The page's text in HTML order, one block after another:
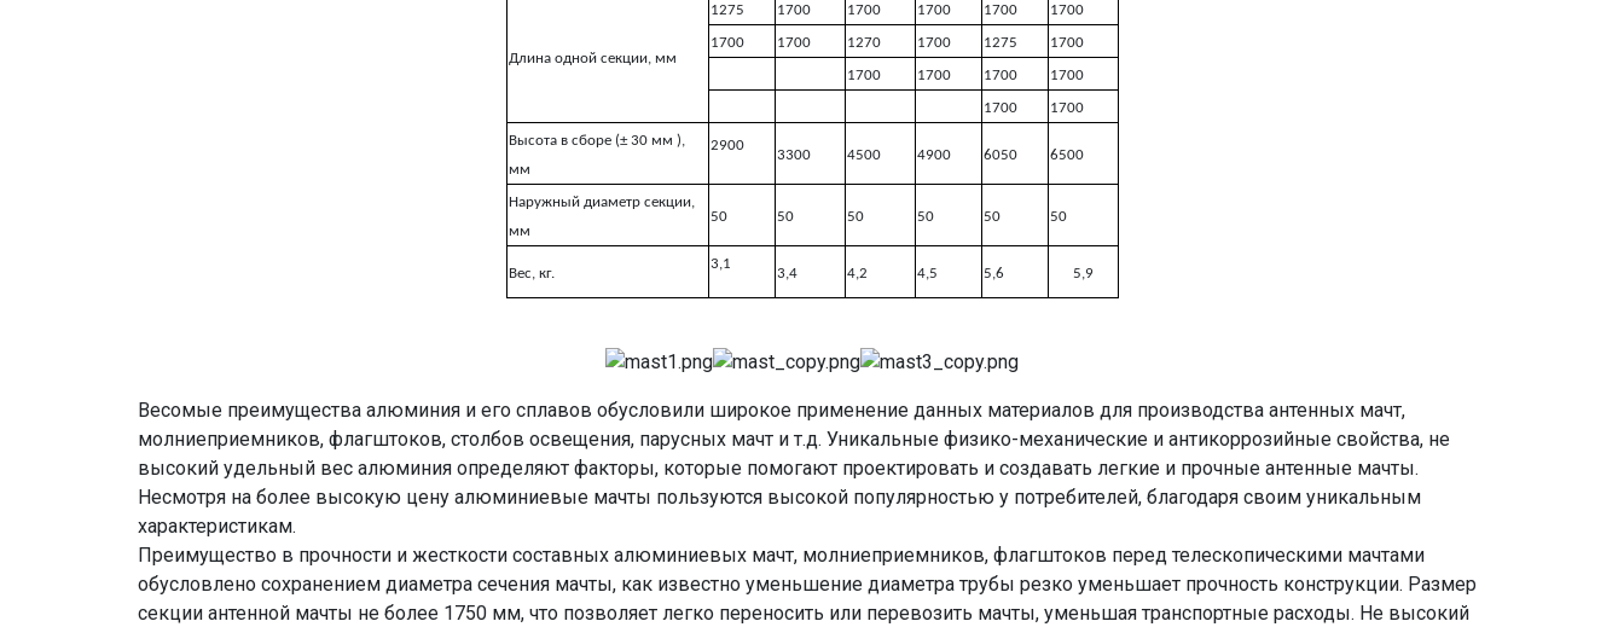
Длина одной секции, мм
1275 1700 1700 1700 1700 1700
1700 1700 1270 1700 1275 1700
1700 1700 1700 1700
1700 1700
Высота в сборе (± 30 мм ),
мм
2900
3300 4500 4900 6050 6500
Наружный диаметр секции,
мм
50 50 50 50 50 50
Вес, кг.
3,1
3,4 4,2 4,5 5,6 5,9
Весомые преимущества алюминия и его сплавов обусловили широкое применение данных материалов для производства антенных мачт,
молниеприемников, флагштоков, столбов освещения, парусных мачт и т.д. Уникальные физико-механические и антикоррозийные свойства, не
высокий удельный вес алюминия определяют факторы, которые помогают проектировать и создавать легкие и прочные антенные мачты.
Несмотря на более высокую цену алюминиевые мачты пользуются высокой популярностью у потребителей, благодаря своим уникальным
характеристикам.
Преимущество в прочности и жесткости составных алюминиевых мачт, молниеприемников, флагштоков перед телескопическими мачтами
обусловлено сохранением диаметра сечения мачты, как известно уменьшение диаметра трубы резко уменьшает прочность конструкции. Размер
секции антенной мачты не более 1750 мм, что позволяет легко переносить или перевозить мачты, уменьшая транспортные расходы. Не высокий